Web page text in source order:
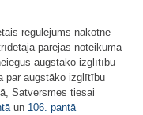
regulējums nākotnē
pārejas noteikumā
augstāko izglītību
par augstāko izglītību
Satversmes tiesai
un 106. pantā